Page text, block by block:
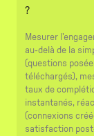
?
Mesurer
au-delà de la
(questions
téléchargés),
taux de
instantanés,
(connexions
satisfaction